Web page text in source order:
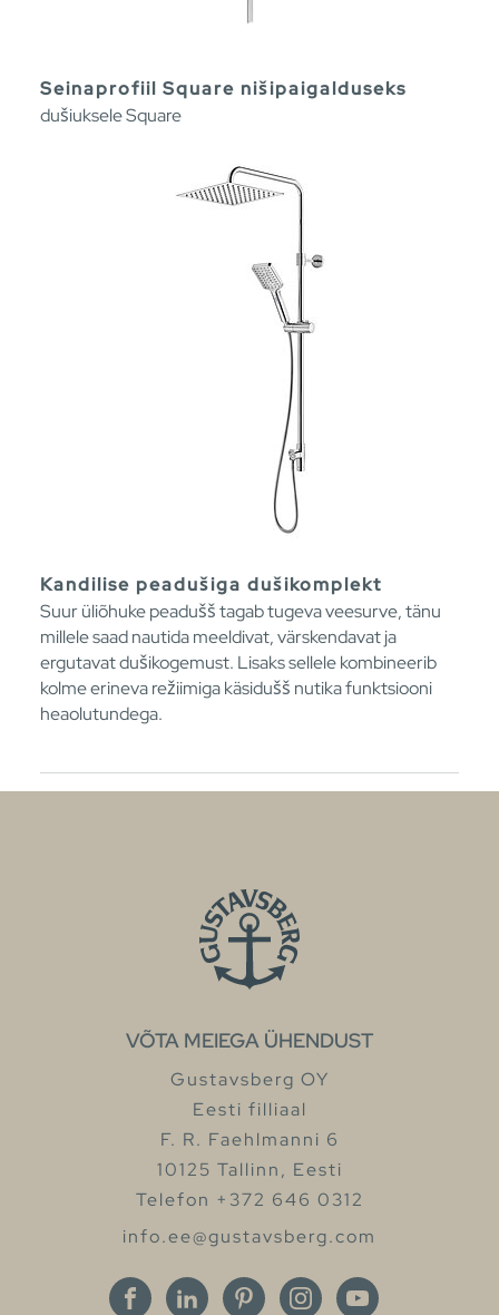
Seinaprofiil Square nišipaigalduseks
dušiuksele Square
Kandilise peadušiga dušikomplekt
Suur üliõhuke peadušš tagab tugeva veesurve, tänu
millele saad nautida meeldivat, värskendavat ja
ergutavat dušikogemust. Lisaks sellele kombineerib
kolme erineva režiimiga käsidušš nutika funktsiooni
heaolutundega.
VÕTA MEIEGA ÜHENDUST
Gustavsberg OY
Eesti filliaal
F. R. Faehlmanni 6
10125 Tallinn, Eesti
Telefon +372 646 0312
info.ee@gustavsberg.com